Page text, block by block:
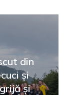
din
și
și